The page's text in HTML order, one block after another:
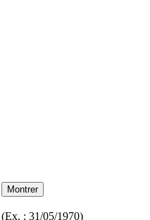
Montrer
(Ex. : 31/05/1970)